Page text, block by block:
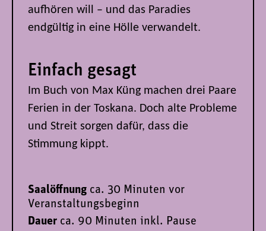
aufhören will – und das Paradies
endgültig in eine Hölle verwandelt.
Einfach gesagt
Im Buch von Max Küng machen drei Paare
Ferien in der Toskana. Doch alte Probleme
und Streit sorgen dafür, dass die
Stimmung kippt.
Saalöffnung ca. 30 Minuten vor
Veranstaltungsbeginn
Dauer ca. 90 Minuten inkl. Pause